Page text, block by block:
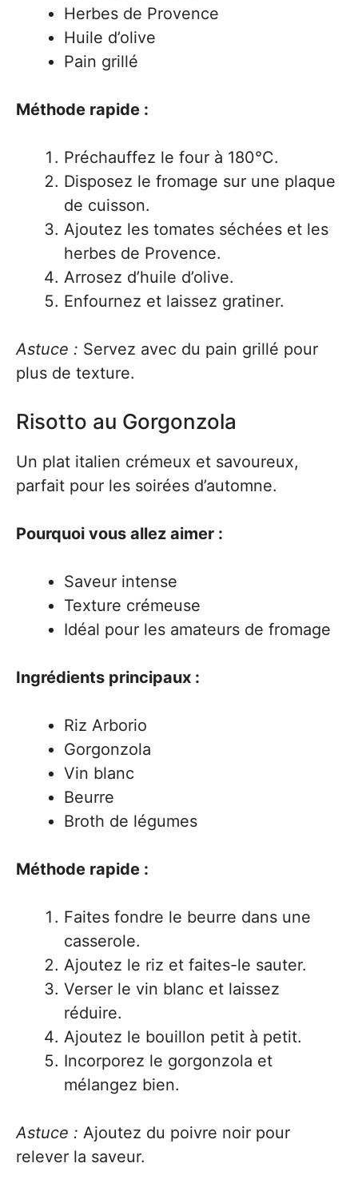
Herbes de Provence
Huile d’olive
Pain grillé
Méthode rapide :
Préchauffez le four à 180°C.
Disposez le fromage sur une plaque
de cuisson.
Ajoutez les tomates séchées et les
herbes de Provence.
Arrosez d’huile d’olive.
Enfournez et laissez gratiner.
Astuce : Servez avec du pain grillé pour
plus de texture.
Risotto au Gorgonzola
Un plat italien crémeux et savoureux,
parfait pour les soirées d’automne.
Pourquoi vous allez aimer :
Saveur intense
Texture crémeuse
Idéal pour les amateurs de fromage
Ingrédients principaux :
Riz Arborio
Gorgonzola
Vin blanc
Beurre
Broth de légumes
Méthode rapide :
Faites fondre le beurre dans une
casserole.
Ajoutez le riz et faites-le sauter.
Verser le vin blanc et laissez
réduire.
Ajoutez le bouillon petit à petit.
Incorporez le gorgonzola et
mélangez bien.
Astuce : Ajoutez du poivre noir pour
relever la saveur.